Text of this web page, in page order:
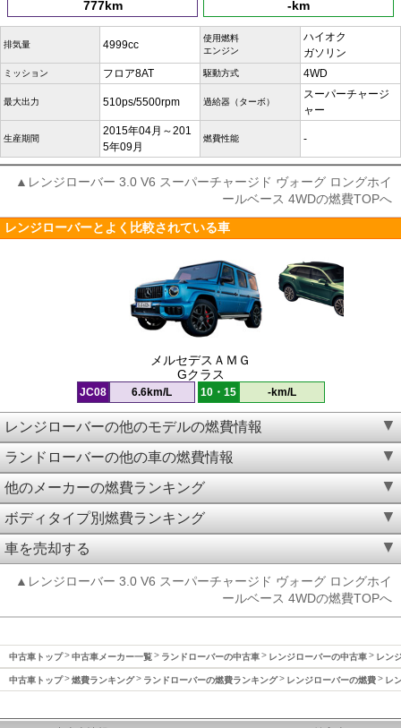
777km -km
排気量 4999cc
使用燃料
エンジン
ハイオク
ガソリン
ミッション フロア8AT 駆動方式 4WD
最大出力 510ps/5500rpm 過給器（ターボ）
スーパーチャージ
ャー
生産期間
2015年04月～201
5年09月
燃費性能 -
▲レンジローバー 3.0 V6 スーパーチャージド ヴォーグ ロングホイ
ールベース 4WDの燃費TOPへ
レンジローバーとよく比較されている車
メルセデスＡＭＧ
Gクラス
JC08 6.6km/L 10・15 -km/L
レンジローバーの他のモデルの燃費情報
ランドローバーの他の車の燃費情報
他のメーカーの燃費ランキング
ボディタイプ別燃費ランキング
車を売却する
▲レンジローバー 3.0 V6 スーパーチャージド ヴォーグ ロングホイ
ールベース 4WDの燃費TOPへ
中古車トップ 中古車メーカー一覧 ランドローバーの中古車 レンジローバーの中古車 レン
中古車トップ 燃費ランキング ランドローバーの燃費ランキング レンジローバーの燃費 レ